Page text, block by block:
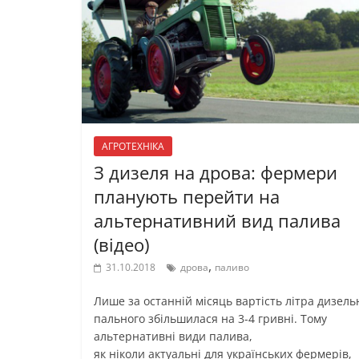
АГРОТЕХНІКА
З дизеля на дрова: фермери
планують перейти на
альтернативний вид палива
(відео)
31.10.2018 дрова, паливо
Лише за останній місяць вартість літра
пального збільшилася на 3-4 гривні. Тому
альтернативні види палива,
як ніколи актуальні для українських фермерів,